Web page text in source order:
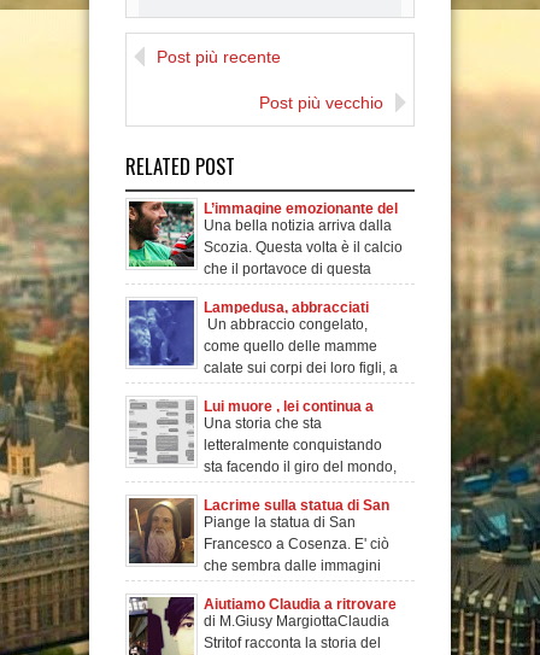
I am new Blogger. My
favourite is IT about Design.
making friend over the
world
Post più recente
Post più vecchio
RELATED POST
L’immagine emozionante del
Celtic Glasgow
Una bella notizia arriva dalla
Scozia. Questa volta è il calcio
che il portavoce di questa
Lampedusa, abbracciati
infondo al mare!
Un abbraccio congelato,
come quello delle mamme
calate sui corpi dei loro figli, a
Lui muore , lei continua a
scrivergli: leggi gli sms che
hanno commosso il web
Una storia che sta
letteralmente conquistando
sta facendo il giro del mondo,
Lacrime sulla statua di San
Francesco a Cosenza!
Piange la statua di San
Francesco a Cosenza. E' ciò
che sembra dalle immagini
Aiutiamo Claudia a ritrovare
i suoi ricordi. Fate girare.
di M.Giusy MargiottaClaudia
Stritof racconta la storia del